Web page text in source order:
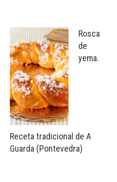
Rosca
de
yema.
Receta tradicional de A
Guarda (Pontevedra)